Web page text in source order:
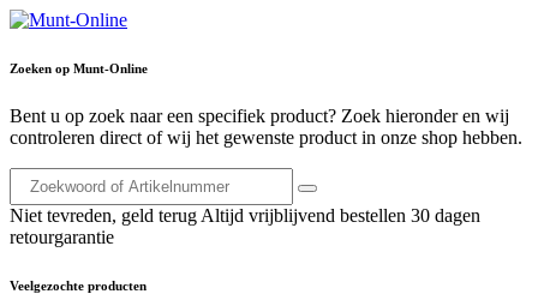
Zoeken op Munt-Online
Bent u op zoek naar een specifiek product? Zoek hieronder en wij
controleren direct of wij het gewenste product in onze shop hebben.
Niet tevreden, geld terug Altijd vrijblijvend bestellen 30 dagen
retourgarantie
Veelgezochte producten